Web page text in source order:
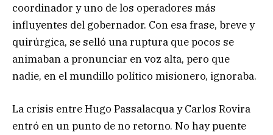
coordinador y uno de los operadores más
influyentes del gobernador. Con esa frase, breve y
quirúrgica, se selló una ruptura que pocos se
animaban a pronunciar en voz alta, pero que
nadie, en el mundillo político misionero, ignoraba.
La crisis entre Hugo Passalacqua y Carlos Rovira
entró en un punto de no retorno. No hay puente